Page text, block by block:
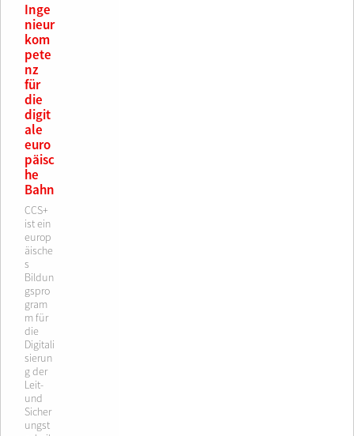
Inge
nieur
kom
pete
nz
für
die
digit
ale
euro
päisc
he
Bahn
CCS+
ist ein
europ
äische
s
Bildun
gspro
gram
m für
die
Digitali
sierun
g der
Leit-
und
Sicher
ungst